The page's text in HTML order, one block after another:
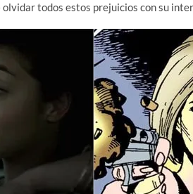
olvidar todos estos prejuicios con su